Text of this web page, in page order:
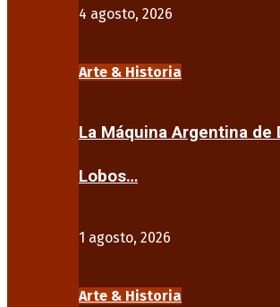
4 agosto, 2026
Arte & Historia
La Máquina Argentina de
Lobos…
1 agosto, 2026
Arte & Historia